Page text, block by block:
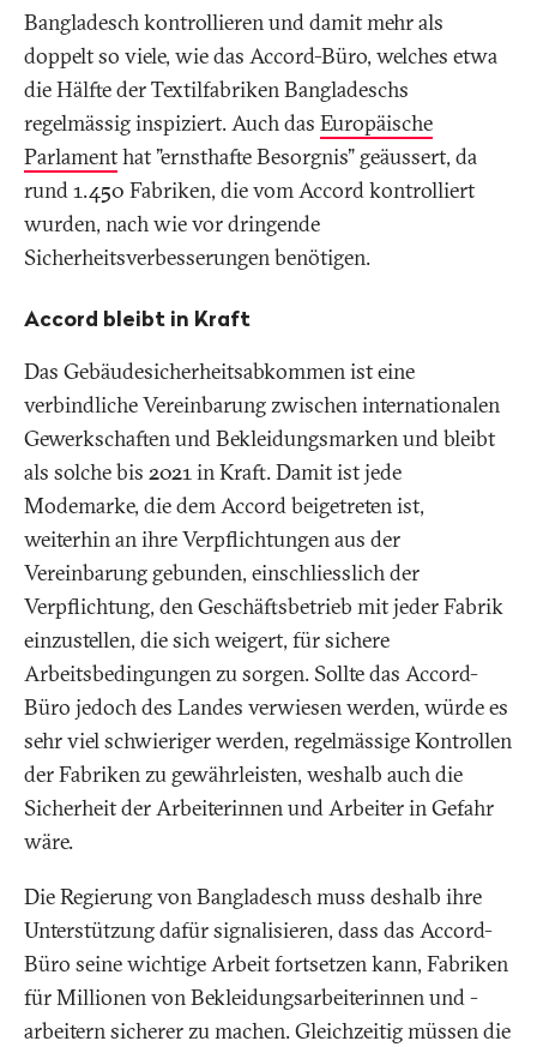
Bangladesch kontrollieren und damit mehr als
doppelt so viele, wie das Accord-Büro, welches etwa
die Hälfte der Textilfabriken Bangladeschs
regelmässig inspiziert. Auch das Europäische
Parlamenthat "ernsthafte Besorgnis" geäussert, da
rund 1.450 Fabriken, die vom Accord kontrolliert
wurden, nach wie vor dringende
Sicherheitsverbesserungen benötigen.
Accord bleibt in Kraft
Das Gebäudesicherheitsabkommen ist eine
verbindliche Vereinbarung zwischen internationalen
Gewerkschaften und Bekleidungsmarken und bleibt
als solche bis 2021 in Kraft. Damit ist jede
Modemarke, die dem Accord beigetreten ist,
weiterhin an ihre Verpflichtungen aus der
Vereinbarung gebunden, einschliesslich der
Verpflichtung, den Geschäftsbetrieb mit jeder Fabrik
einzustellen, die sich weigert, für sichere
Arbeitsbedingungen zu sorgen. Sollte das Accord-
Büro jedoch des Landes verwiesen werden, würde es
sehr viel schwieriger werden, regelmässige Kontrollen
der Fabriken zu gewährleisten, weshalb auch die
Sicherheit der Arbeiterinnen und Arbeiter in Gefahr
wäre.
Die Regierung von Bangladesch muss deshalb ihre
Unterstützung dafür signalisieren, dass das Accord-
Büro seine wichtige Arbeit fortsetzen kann, Fabriken
für Millionen von Bekleidungsarbeiterinnen und -
arbeitern sicherer zu machen. Gleichzeitig müssen die